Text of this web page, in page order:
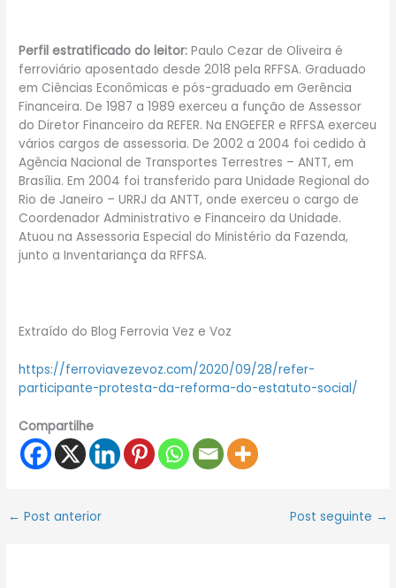
Perfil estratificado do leitor: Paulo Cezar de Oliveira é
ferroviário aposentado desde 2018 pela RFFSA. Graduado
em Ciências Econômicas e pós-graduado em Gerência
Financeira. De 1987 a 1989 exerceu a função de Assessor
do Diretor Financeiro da REFER. Na ENGEFER e RFFSA exerceu
vários cargos de assessoria. De 2002 a 2004 foi cedido à
Agência Nacional de Transportes Terrestres – ANTT, em
Brasília. Em 2004 foi transferido para Unidade Regional do
Rio de Janeiro – URRJ da ANTT, onde exerceu o cargo de
Coordenador Administrativo e Financeiro da Unidade.
Atuou na Assessoria Especial do Ministério da Fazenda,
junto a Inventariança da RFFSA.
Extraído do Blog Ferrovia Vez e Voz
https://ferroviavezevoz.com/2020/09/28/refer-
participante-protesta-da-reforma-do-estatuto-social/
Compartilhe
← Post anterior Post seguinte →